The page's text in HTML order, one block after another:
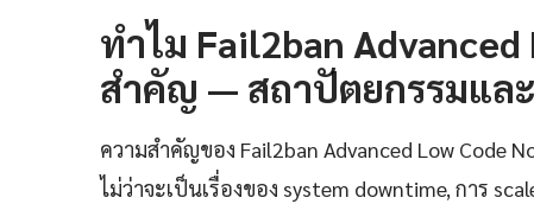
ทำไม Fail2ban Advanced
สำคัญ — สถาปัตยกรรมแล
ความสำคัญของ Fail2ban Advanced Low
ไม่ว่าจะเป็นเรื่องของ system downtime, การ